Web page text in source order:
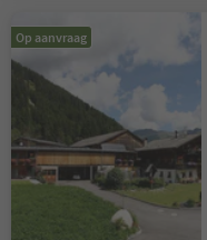
Op aanvraag